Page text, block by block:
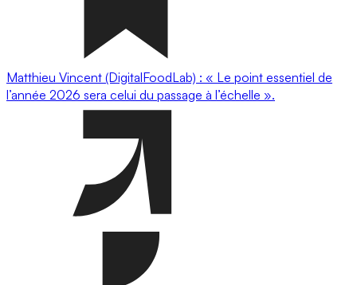
Matthieu Vincent (DigitalFoodLab) : « Le point essentiel de
l’année 2026 sera celui du passage à l’échelle ».